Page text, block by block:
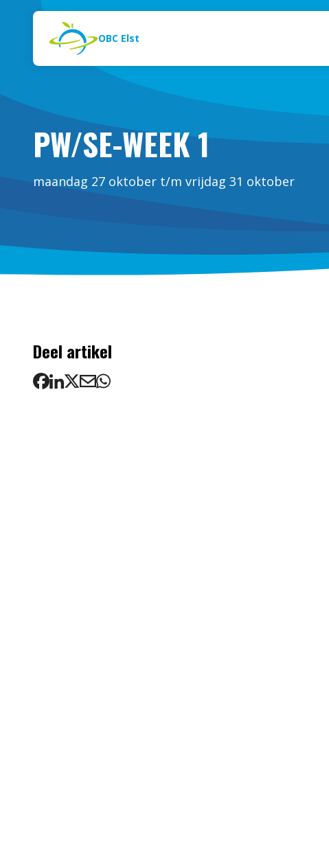
Naar de inhoud
OBC Elst
PW/SE-WEEK 1
maandag 27 oktober t/m vrijdag 31 oktober
Deel artikel